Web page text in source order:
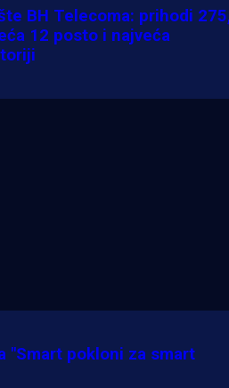
BH Telecoma: prihodi
12 posto i najveća
"Smart pokloni za smart